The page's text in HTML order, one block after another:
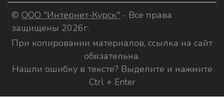
© ООО "Интернет-Курск" - Все права
защищены 2026г.
При копировании материалов, ссылка на сайт
обязательна.
Нашли ошибку в тексте? Выделите и нажмите
Ctrl + Enter